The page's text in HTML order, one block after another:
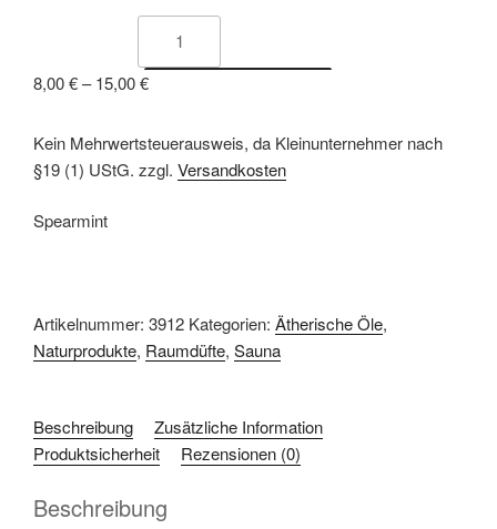
8,00€–15,00€
Kein Mehrwertsteuerausweis, da Kleinunternehmer nach
§19 (1) UStG. zzgl. Versandkosten
Spearmint
Artikelnummer: 3912 Kategorien: Ätherische Öle,
Naturprodukte, Raumdüfte, Sauna
Beschreibung
Zusätzliche Information
Produktsicherheit
Rezensionen (0)
Beschreibung